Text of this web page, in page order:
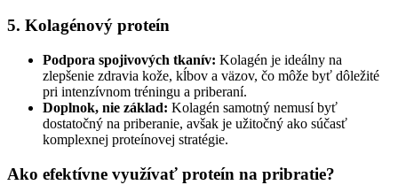
5. Kolagénový proteín
Podpora spojivových tkanív: Kolagén je ideálny na
zlepšenie zdravia kože, kĺbov a väzov, čo môže byť dôležité
pri intenzívnom tréningu a priberaní.
Doplnok, nie základ: Kolagén samotný nemusí byť
dostatočný na priberanie, avšak je užitočný ako súčasť
komplexnej proteínovej stratégie.
Ako efektívne využívať proteín na pribratie?